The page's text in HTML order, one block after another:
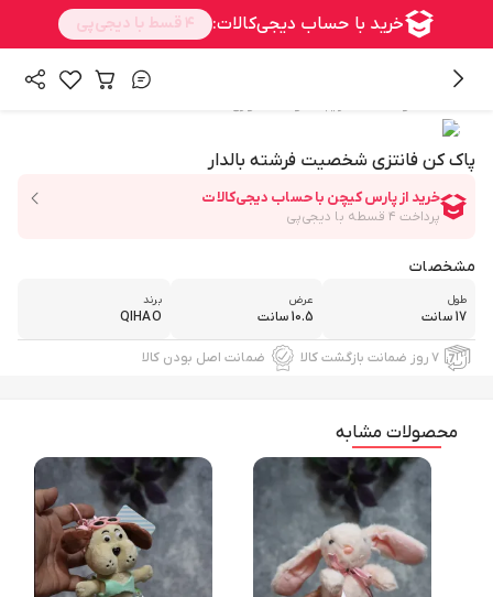
پاک کن فانتزی شخصیت فرشته بالدار
مشخصات
طول
17 سانت
عرض
10.5 سانت
برند
QIHAO
۷ روز ضمانت بازگشت کالا ضمانت اصل بودن کالا
محصولات مشابه